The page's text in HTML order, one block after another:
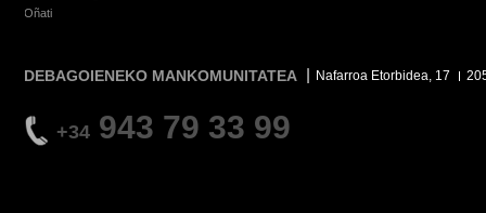
Oñati
DEBAGOIENEKO MANKOMUNITATEA Nafarroa Etorbidea, 17
+34 943 79 33 99